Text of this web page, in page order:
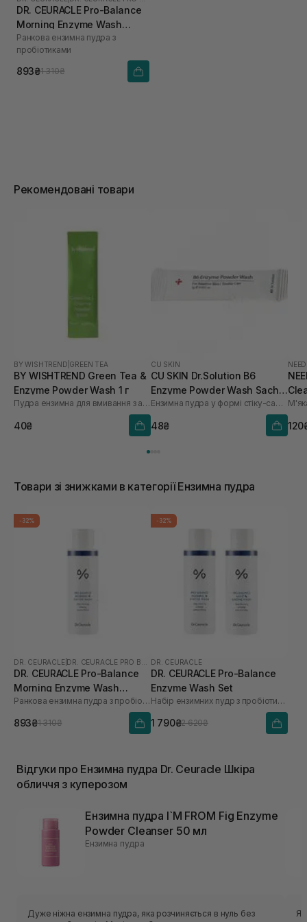
DR. CEURACLE Pro-Balance
Morning Enzyme Wash
(термін до 01.27р.) 50 г
Ранкова ензимна пудра з
пробіотиками
893₴1 310₴
Рекомендовані товари
BY WISHTREND GREEN TEA
BY WISHTREND Green Tea &
Enzyme Powder Wash 1 г
Пудра ензимна для вмивання з ароматом матчі
40₴
CU SKIN
CU SKIN Dr.Solution B6
Enzyme Powder Wash Sachet
для проблемної та жирноїЕнзимна пудра у формі стіку-саше з піридоксином та каламіном
48₴
Товари зі знижками в категорії Ензимна пудра
-32%
DR. CEURACLE
DR. CEURACLE Pro-Balance
Morning Enzyme Wash
(термін до 01.27р.) 50 г
Ранкова ензимна пудра з пробіотиками
893₴1 310₴
-32%
DR. CEURACLE
DR. CEURACLE Pro-Balance
Enzyme Wash Set
Набір ензимних пудр з пробіотиками
1 790₴2 620₴
Відгуки про Ензимна пудра Dr. Ceuracle Шкіра
обличчя з куперозом
Ензимна пудра I`M FROM Fig Enzyme
Powder Cleanser 50 мл
Ензимна пудра
Дуже ніжна ензимна пудра, яка розчиняється в нуль без
Я